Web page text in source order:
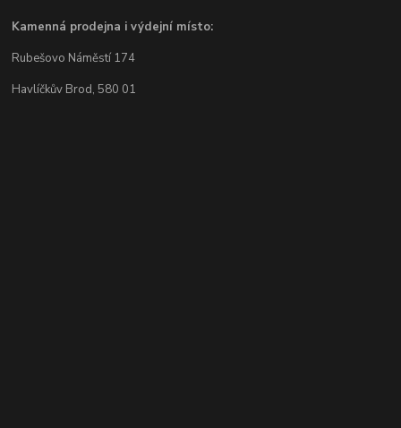
Kamenná prodejna i výdejní místo:
Rubešovo Náměstí 174
Havlíčkův Brod, 580 01